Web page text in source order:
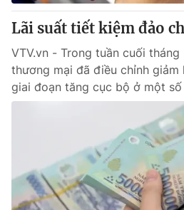
® Cấm sao chép dưới mọi hình
thuận bằng văn bản. Ghi rõ nguồn
Lãi suất tiết kiệm đảo
VTV.vn - Trong tuần cuối tháng
thương mại đã điều chỉnh giảm
giai đoạn tăng cục bộ ở một